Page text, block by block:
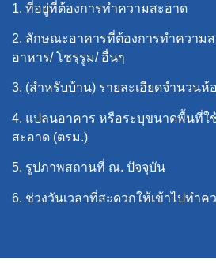
1. ที่อยู่ที่ต้องการทำความสะอาด
2. ลักษณะอาคารที่ต้องการทำความ
อาหาร/ โชรฺรูม/ อื่นๆ
3. (สำหรับบ้าน) รายละเอียดจำนวน
4. แปลนอาคาร หรือระบุขนาดพื้นที่ใ
สะอาด (ตรม.)
5. รูปภาพสถานที่ ณ. ปัจจุบัน
6. ช่วงวันเวลาที่สะดวกให้เข้าไปทำค